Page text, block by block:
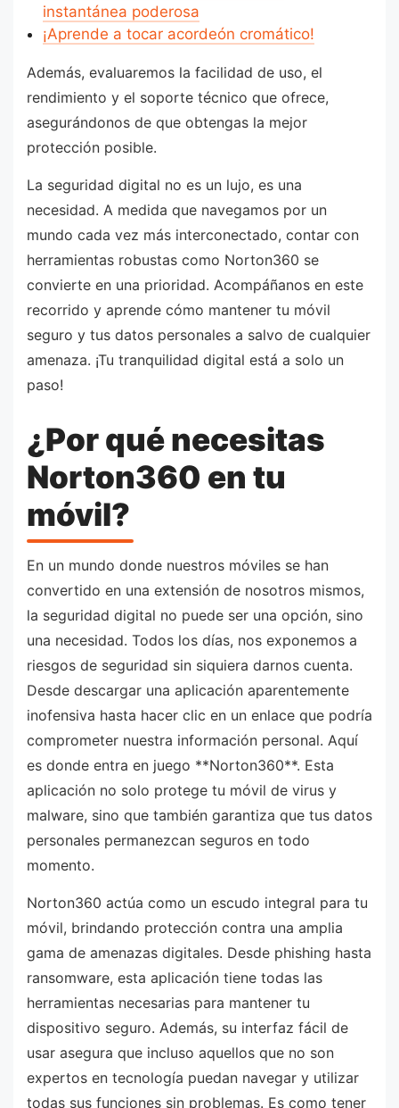
instantánea poderosa
¡Aprende a tocar acordeón cromático!
Además, evaluaremos la facilidad de uso, el
rendimiento y el soporte técnico que ofrece,
asegurándonos de que obtengas la mejor
protección posible.
La seguridad digital no es un lujo, es una
necesidad. A medida que navegamos por un
mundo cada vez más interconectado, contar con
herramientas robustas como Norton360 se
convierte en una prioridad. Acompáñanos en este
recorrido y aprende cómo mantener tu móvil
seguro y tus datos personales a salvo de cualquier
amenaza. ¡Tu tranquilidad digital está a solo un
paso!
¿Por qué necesitas
Norton360 en tu
móvil?
En un mundo donde nuestros móviles se han
convertido en una extensión de nosotros mismos,
la seguridad digital no puede ser una opción, sino
una necesidad. Todos los días, nos exponemos a
riesgos de seguridad sin siquiera darnos cuenta.
Desde descargar una aplicación aparentemente
inofensiva hasta hacer clic en un enlace que podría
comprometer nuestra información personal. Aquí
es donde entra en juego **Norton360**. Esta
aplicación no solo protege tu móvil de virus y
malware, sino que también garantiza que tus datos
personales permanezcan seguros en todo
momento.
Norton360 actúa como un escudo integral para tu
móvil, brindando protección contra una amplia
gama de amenazas digitales. Desde phishing hasta
ransomware, esta aplicación tiene todas las
herramientas necesarias para mantener tu
dispositivo seguro. Además, su interfaz fácil de
usar asegura que incluso aquellos que no son
expertos en tecnología puedan navegar y utilizar
todas sus funciones sin problemas. Es como tener